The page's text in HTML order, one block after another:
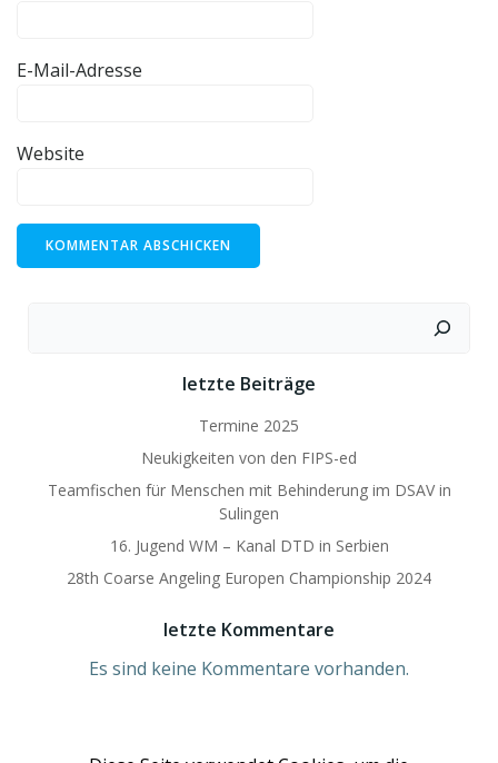
E-Mail-Adresse
Website
letzte Beiträge
Termine 2025
Neukigkeiten von den FIPS-ed
Teamfischen für Menschen mit Behinderung im DSAV in
Sulingen
16. Jugend WM – Kanal DTD in Serbien
28th Coarse Angeling Europen Championship 2024
letzte Kommentare
Es sind keine Kommentare vorhanden.